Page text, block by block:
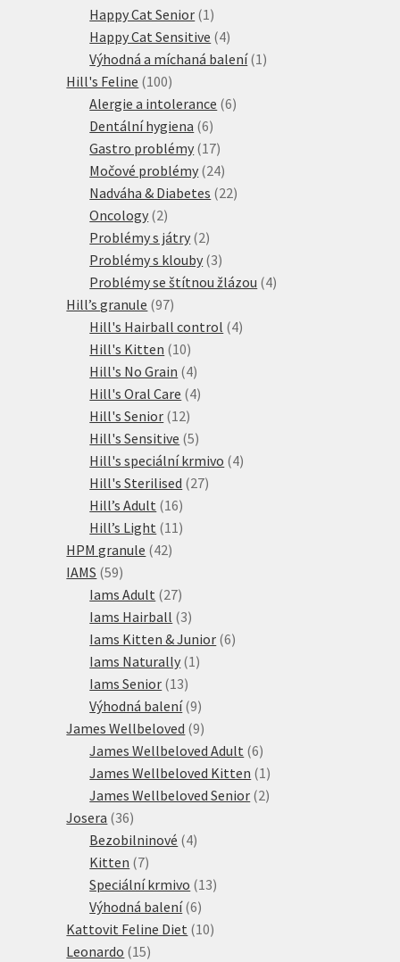
produkty
Happy Cat Senior 1 1
produkt
Happy Cat Sensitive 44
produkty
Výhodná a míchaná balení 1 1
Hill's Feline 100100
produktů
Alergie a intolerance 66
Dentální hygiena 66
produktů
Gastro problémy 1717
produktů
Močové problémy 2424
produktů
Nadváha & Diabetes 2222
Oncology 22
produkty
Problémy s játry 22
produkty
Problémy s klouby 33
produkty
Problémy se štítnou žlázou 44
Hill’s granule 9797
produktů
Hill's Hairball control 44
Hill's Kitten 1010
produktů
Hill's No Grain 44
produkty
Hill's Oral Care 44
Hill's Senior 1212
produktů
Hill's Sensitive 55
produktů
Hill's speciální krmivo 44
Hill's Sterilised 2727
Hill’s Adult 1616
produktů
Hill’s Light 11 11
HPM granule 4242
IAMS 5959
produktů
Iams Adult 2727
produktů
Iams Hairball 33
produkty
Iams Kitten & Junior 66
Iams Naturally 1 1
Iams Senior 1313
produktů
Výhodná balení 99
produktů
James Wellbeloved 99
produktů
James Wellbeloved Adult 66
produktů
James Wellbeloved Kitten 1 1
produkt
James Wellbeloved Senior 22
Josera 3636
produktů
Bezobilninové 44
Kitten 77
produktů
Speciální krmivo 1313
Výhodná balení 66
produktů
Kattovit Feline Diet 1010
Leonardo 1515